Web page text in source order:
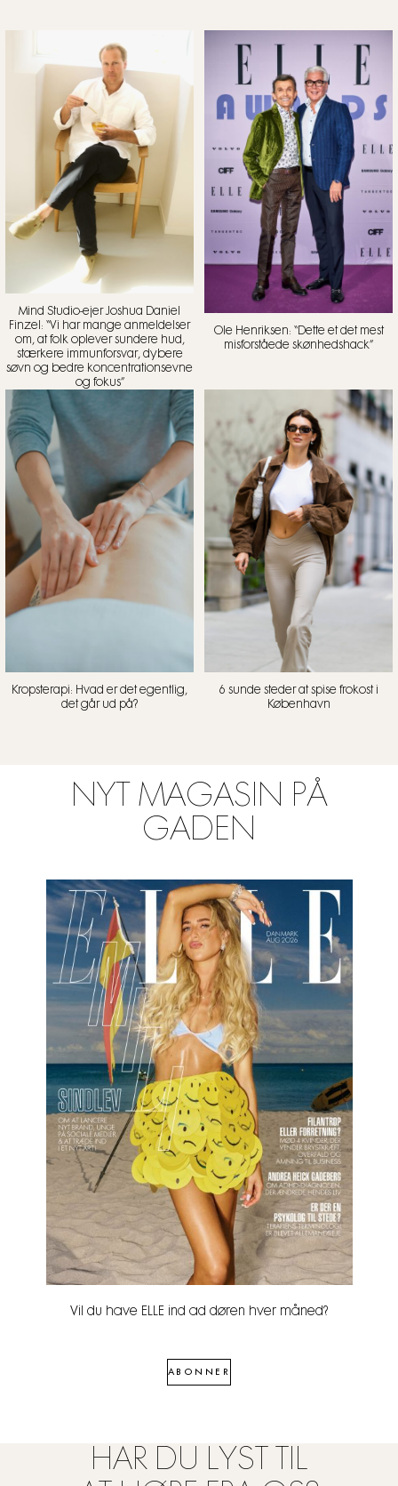
Mind Studio-ejer Joshua Daniel
Finzel: “Vi har mange anmeldelser
om, at folk oplever sundere hud,
stærkere immunforsvar, dybere
søvn og bedre koncentrationsevne
og fokus”
Ole Henriksen: “Dette et det mest
misforståede skønhedshack”
Kropsterapi: Hvad er det egentlig,
det går ud på?
6 sunde steder at spise frokost i
København
NYT MAGASIN PÅ
GADEN
Vil du have ELLE ind ad døren hver måned?
ABONNER
HAR DU LYST TIL